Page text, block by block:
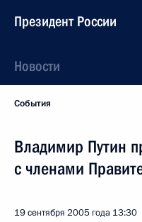
Президент России
Новости
События
Владимир Путин
с членами
19 сентября 2005 года 13:30